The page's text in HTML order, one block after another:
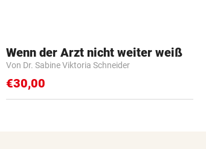
Wenn der Arzt nicht weiter weiß
Von Dr. Sabine Viktoria Schneider
€30,00